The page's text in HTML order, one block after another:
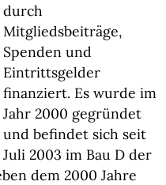
durch
Mitgliedsbeiträge,
Spenden und
Eintrittsgelder
finanziert. Es wurde im
Jahr 2000 gegründet
und befindet sich seit
Juli 2003 im Bau D der
dem 2000 Jahre